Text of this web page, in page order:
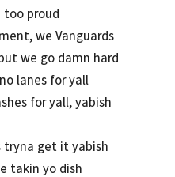
too proud
we Vanguards
we go damn hard
lanes for yall
for yall, yabish
tryna get it yabish
takin yo dish